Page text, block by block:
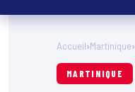
Accueil›Martinique›
MARTINIQUE